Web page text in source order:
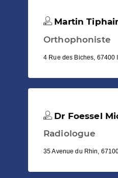
Martin
Orthophoniste
4 Rue des Biches, 67400
Dr Foessel
Radiologue
35 Avenue du Rhin,